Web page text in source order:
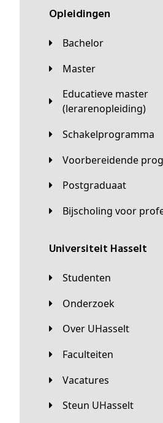
Opleidingen
Bachelor
Master
Educatieve master
(lerarenopleiding)
Schakelprogramma
Voorbereidende
Postgraduaat
Bijscholing voor
universiteit Hasselt
Studenten
Onderzoek
Over UHasselt
Faculteiten
Vacatures
Steun UHasselt